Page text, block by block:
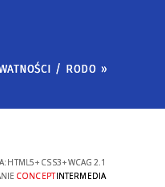
/ RODO »
HTML5+ CSS3+WCAG 2.1
CONCEPTINTERMEDIA